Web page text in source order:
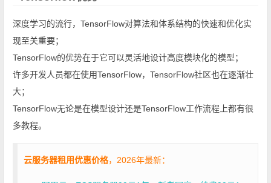
深度学习的流行，TensorFlow对算法和体系结构的快速和优化实
现至关重要；
TensorFlow的优势在于它可以灵活地设计高度模块化的模型；
许多开发人员都在使用TensorFlow，TensorFlow社区也在逐渐壮
大；
TensorFlow无论是在模型设计还是TensorFlow工作流程上都有很
多教程。
云服务器租用优惠价格，2026年最新：